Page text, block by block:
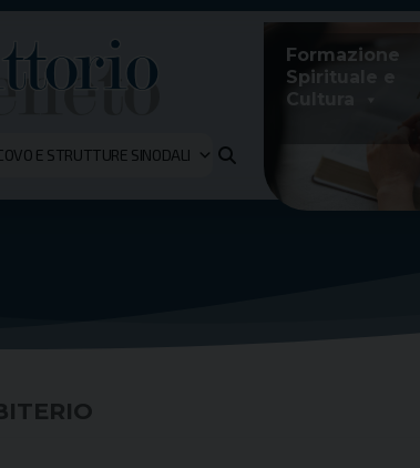
E STRUTTURE SINODALI
Formazione
Spirituale e
Cultura